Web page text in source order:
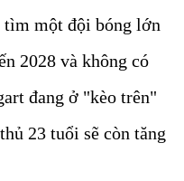
tìm một đội bóng lớn
2028 và không có
đang ở "kèo trên"
23 tuổi sẽ còn tăng